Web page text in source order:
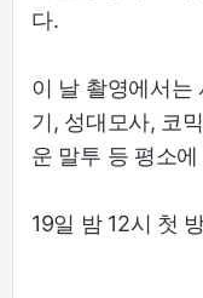
다.
이 날 촬영에서는
기, 성대모사, 코
운 말투 등 평소
19일 밤 12시 첫